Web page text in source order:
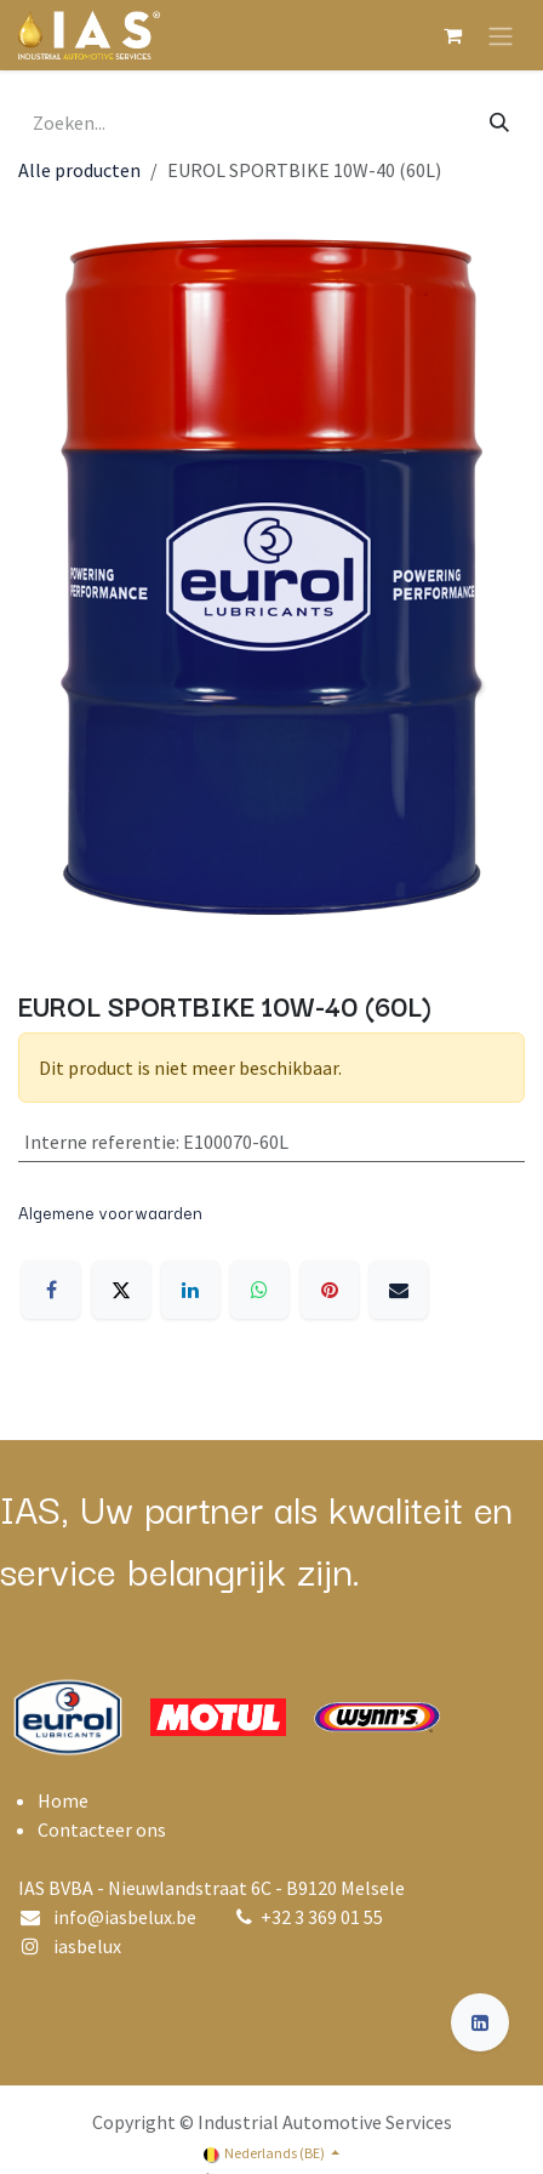
Overslaan naar inhoud
Alle producten EUROL SPORTBIKE 10W-40 (60L)
EUROL SPORTBIKE 10W-40 (60L)
Dit product is niet meer beschikbaar.
Interne referentie: E100070-60L
Algemene voorwaarden
IAS, Uw partner als kwaliteit en
service belangrijk zijn.
Home
Contacteer ons
IAS BVBA - Nieuwlandstraat 6C - B9120 Melsele
info@iasbelux.be +32 3 369 01 55
iasbelux
Copyright © Industrial Automotive Services
Nederlands (BE)